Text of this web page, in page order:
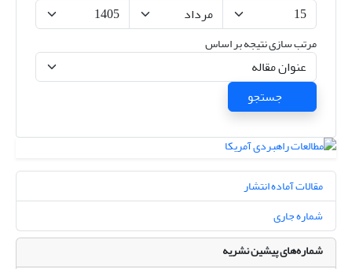
مرتب سازی نتیجه بر اساس
جستجو
مقالات آماده انتشار
شماره جاری
شماره‌های پیشین نشریه